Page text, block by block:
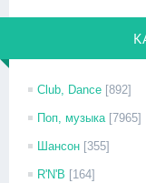
Club, Dance [892]
Поп, музыка [7965]
Шансон [355]
R'N'B [164]